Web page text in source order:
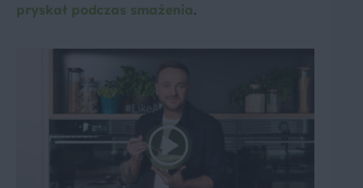
pryskał podczas smażenia.